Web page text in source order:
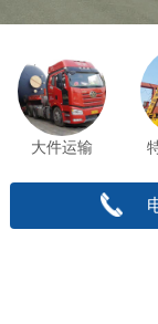
大件运输